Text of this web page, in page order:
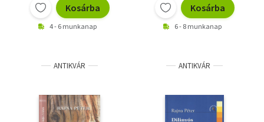
Kosárba
4 - 6 munkanap
Kosárba
6 - 8 munkanap
ANTIKVÁR ANTIKVÁR